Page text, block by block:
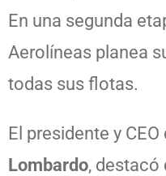
En una segunda
Aerolíneas planea
todas sus flotas.
El presidente y
Lombardo, destacó